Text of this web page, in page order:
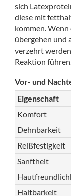
sich
diese mit
kommen.
übergehen und
verzehrt
Reaktion
Vor- und
Eigenschaft
Komfort
Dehnbarkeit
Reißfestigkeit
Sanftheit
Haltbarkeit